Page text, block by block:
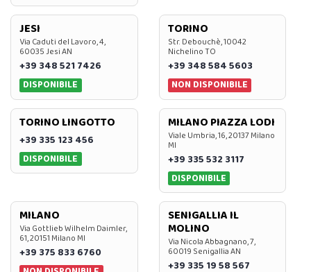
JESI
Via Caduti del Lavoro, 4,
60035 Jesi AN
+39 348 521 7426
DISPONIBILE
TORINO
Str. Debouchè, 10042
Nichelino TO
+39 348 584 5603
NON DISPONIBILE
TORINO LINGOTTO
+39 335 123 456
DISPONIBILE
MILANO PIAZZA LODI
Viale Umbria, 16, 20137 Milano
MI
+39 335 532 3117
DISPONIBILE
MILANO
Via Gottlieb Wilhelm Daimler,
61, 20151 Milano MI
+39 375 833 6760
SENIGALLIA IL
MOLINO
Via Nicola Abbagnano, 7,
60019 Senigallia AN
+39 335 19 58 567